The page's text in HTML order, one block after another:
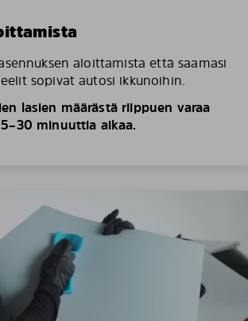
aloittamista että saamasi
sopivat autosi ikkunoihin.
lasien määrästä riippuen varaa
minuuttia aikaa.